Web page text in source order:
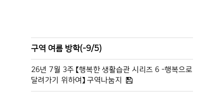
구역 여름 방학(-9/5)
26년 7월 3주 【행복한 생활습관 시리즈 6 -행복으로
달려가기 위하여】 구역나눔지